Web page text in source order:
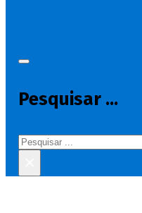
Pesquisar ...
Pesquisar